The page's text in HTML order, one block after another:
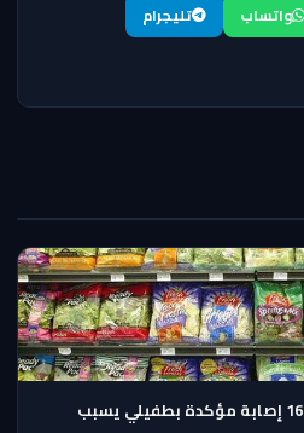
واتساب
تليجرام
تحذير صحي في أمريكا مع 1600 إصابة مؤكدة بطفيلي يسبب